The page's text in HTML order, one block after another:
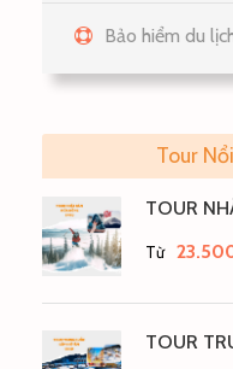
Bảo hiểm du
Tour
TOUR
Từ
TOUR